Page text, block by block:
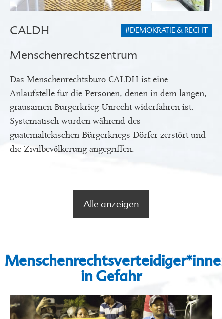
#DEMOKRATIE & RECHT
CALDH
Menschenrechtszentrum
Das Menschenrechtsbüro CALDH ist eine
Anlaufstelle für die Personen, denen in dem langen,
grausamen Bürgerkrieg Unrecht widerfahren ist.
Systematisch wurden während des
guatemaltekischen Bürgerkriegs Dörfer zerstört und
die Zivilbevölkerung angegriffen.
Alle anzeigen
in Gefahr